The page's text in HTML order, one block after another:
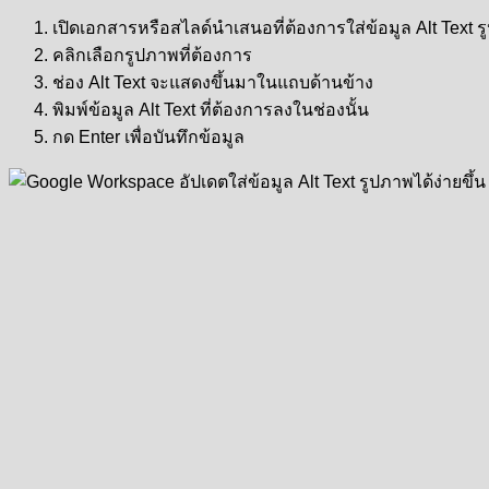
เปิดเอกสารหรือสไลด์นำเสนอที่ต้องการใส่ข้อมูล Alt Text
คลิกเลือกรูปภาพที่ต้องการ
ช่อง Alt Text จะแสดงขึ้นมาในแถบด้านข้าง
พิมพ์ข้อมูล Alt Text ที่ต้องการลงในช่องนั้น
กด Enter เพื่อบันทึกข้อมูล